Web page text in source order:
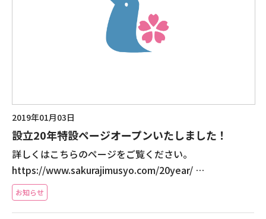
2019年01月03日
設立20年特設ページオープンいたしました！
詳しくはこちらのページをご覧ください。
https://www.sakurajimusyo.com/20year/ …
お知らせ